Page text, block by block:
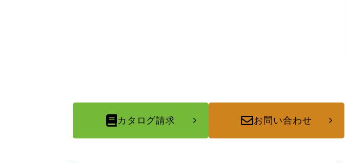
カタログ請求 お問い合わせ